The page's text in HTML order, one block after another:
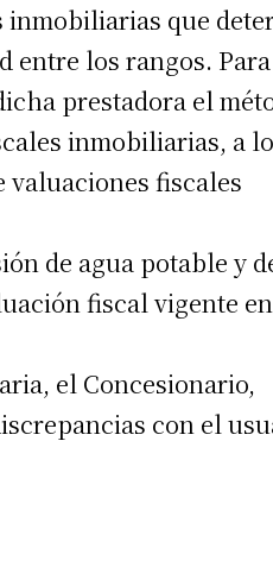
que
entre los rangos.
prestadora el
inmobiliarias, a
fiscales
de agua potable y
fiscal vigente
el Concesionario,
con el